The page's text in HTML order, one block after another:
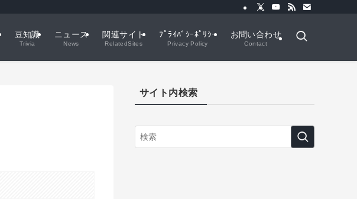
豆知識
Trivia
ニュース
News
関連サイト
RelatedSites
ﾌﾟﾗｲﾊﾞｼｰﾎﾟﾘｼｰ
Privacy Policy
お問い合わせ
Contact
サイト内検索